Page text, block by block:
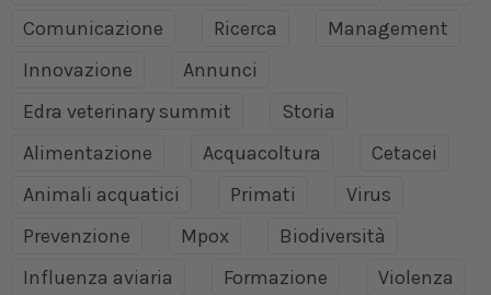
Comunicazione
Ricerca
Management
Innovazione
Annunci
Edra veterinary summit
Storia
Alimentazione
Acquacoltura
Cetacei
Animali acquatici
Primati
Virus
Prevenzione
Mpox
Biodiversità
Influenza aviaria
Formazione
Violenza